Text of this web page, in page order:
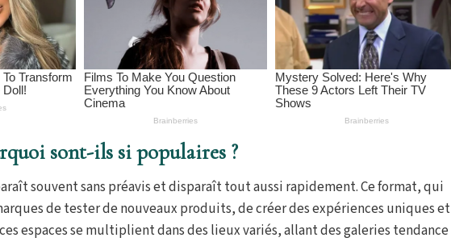
sont-ils si populaires ?
souvent sans préavis et disparaît tout aussi rapidement. Ce format, qui
de tester de nouveaux produits, de créer des expériences uniques et
espaces se multiplient dans des lieux variés, allant des galeries tendance